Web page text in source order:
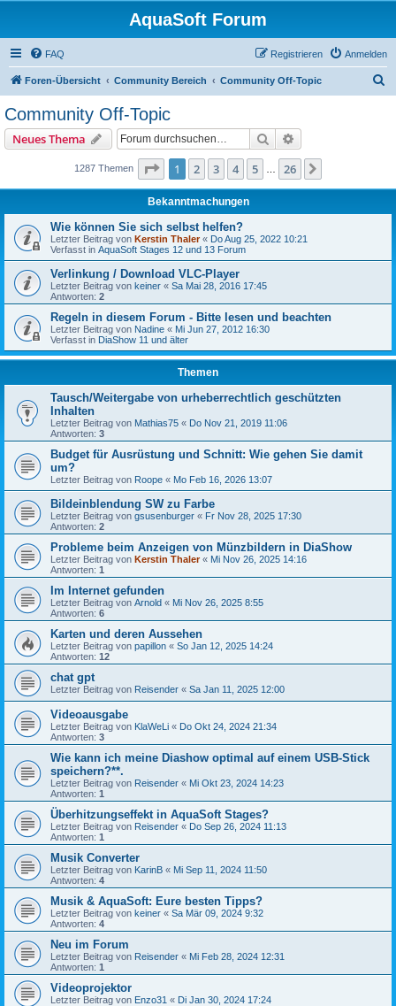
AquaSoft Forum
FAQ Anmelden
Registrieren
Foren-Übersicht Community Bereich Community Off-Topic
Community Off-Topic
Neues Thema Suche
1287 Themen Seite 1von 26
1 2 3 4 5 26
Bekanntmachungen
Wie können Sie sich selbst helfen?
Letzter Beitrag von Kerstin Thaler« Do Aug 25, 2022 10:21
Verfasst in AquaSoft Stages 12 und 13 Forum
Verlinkung / Download VLC-Player
Letzter Beitrag von keiner « Sa Mai 28, 2016 17:45
Antworten: 2
Regeln in diesem Forum - Bitte lesen und beachten
Letzter Beitrag von Nadine « Mi Jun 27, 2012 16:30
Verfasst in DiaShow 11 und älter
Themen
Tausch/Weitergabe von urheberrechtlich geschützten
Inhalten
Letzter Beitrag von Mathias75 « Do Nov 21, 2019 11:06
Antworten: 3
Budget für Ausrüstung und Schnitt: Wie gehen Sie damit
um?
Letzter Beitrag von Roope « Mo Feb 16, 2026 13:07
Bildeinblendung SW zu Farbe
Letzter Beitrag von gsusenburger « Fr Nov 28, 2025 17:30
Antworten: 2
Probleme beim Anzeigen von Münzbildern in DiaShow
Letzter Beitrag von Kerstin Thaler« Mi Nov 26, 2025 14:16
Antworten: 1
Im Internet gefunden
Letzter Beitrag von Arnold « Mi Nov 26, 2025 8:55
Antworten: 6
Karten und deren Aussehen
Letzter Beitrag von papillon « So Jan 12, 2025 14:24
Antworten: 12
chat gpt
Letzter Beitrag von Reisender « Sa Jan 11, 2025 12:00
Videoausgabe
Letzter Beitrag von KlaWeLi « Do Okt 24, 2024 21:34
Antworten: 3
Wie kann ich meine Diashow optimal auf einem USB-Stick
speichern?**.
Letzter Beitrag von Reisender « Mi Okt 23, 2024 14:23
Antworten: 1
Überhitzungseffekt in AquaSoft Stages?
Letzter Beitrag von Reisender « Do Sep 26, 2024 11:13
Antworten: 1
Musik Converter
Letzter Beitrag von KarinB « Mi Sep 11, 2024 11:50
Antworten: 4
Musik & AquaSoft: Eure besten Tipps?
Letzter Beitrag von keiner « Sa Mär 09, 2024 9:32
Antworten: 4
Neu im Forum
Letzter Beitrag von Reisender « Mi Feb 28, 2024 12:31
Antworten: 1
Videoprojektor
Letzter Beitrag von Enzo31 « Di Jan 30, 2024 17:24